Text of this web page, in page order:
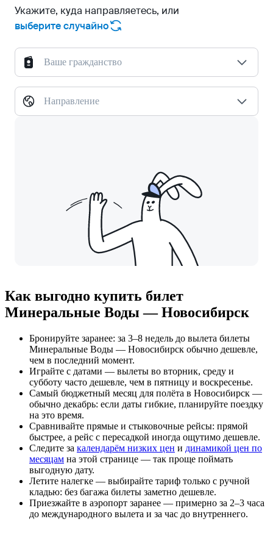
Укажите, куда направляетесь, или
выберите случайно
Ваше гражданство
Направление
Как выгодно купить билет
Минеральные Воды — Новосибирск
Бронируйте заранее: за 3–8 недель до вылета билеты
Минеральные Воды — Новосибирск обычно дешевле,
чем в последний момент.
Играйте с датами — вылеты во вторник, среду и
субботу часто дешевле, чем в пятницу и воскресенье.
Самый бюджетный месяц для полёта в Новосибирск —
обычно декабрь: если даты гибкие, планируйте поездку
на это время.
Сравнивайте прямые и стыковочные рейсы: прямой
быстрее, а рейс с пересадкой иногда ощутимо дешевле.
Следите за календарём низких цен и динамикой цен по
месяцам на этой странице — так проще поймать
выгодную дату.
Летите налегке — выбирайте тариф только с ручной
кладью: без багажа билеты заметно дешевле.
Приезжайте в аэропорт заранее — примерно за 2–3 часа
до международного вылета и за час до внутреннего.